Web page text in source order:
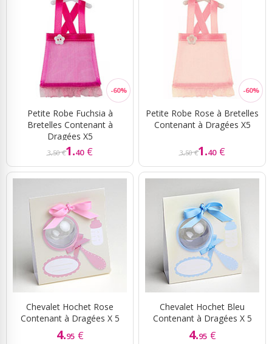
Petite Robe Fuchsia à
Bretelles Contenant à
Dragées X5
3,50 €1.40 €
Petite Robe Rose à Bretelles
Contenant à Dragées X5
3,50 €1.40 €
Chevalet Hochet Rose
Contenant à Dragées X 5
4.95 €
Chevalet Hochet Bleu
Contenant à Dragées X 5
4.95 €